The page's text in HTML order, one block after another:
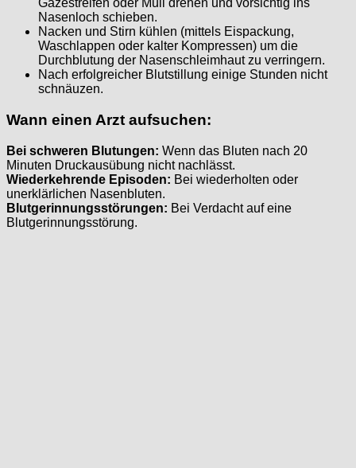
Gazestreifen oder Mull drehen und vorsichtig ins
Nasenloch schieben.
Nacken und Stirn kühlen (mittels Eispackung,
Waschlappen oder kalter Kompressen) um die
Durchblutung der Nasenschleimhaut zu verringern.
Nach erfolgreicher Blutstillung einige Stunden nicht
schnäuzen.
Wann einen Arzt aufsuchen:
Bei schweren Blutungen: Wenn das Bluten nach 20
Minuten Druckausübung nicht nachlässt.
Wiederkehrende Episoden: Bei wiederholten oder
unerklärlichen Nasenbluten.
Blutgerinnungsstörungen: Bei Verdacht auf eine
Blutgerinnungsstörung.